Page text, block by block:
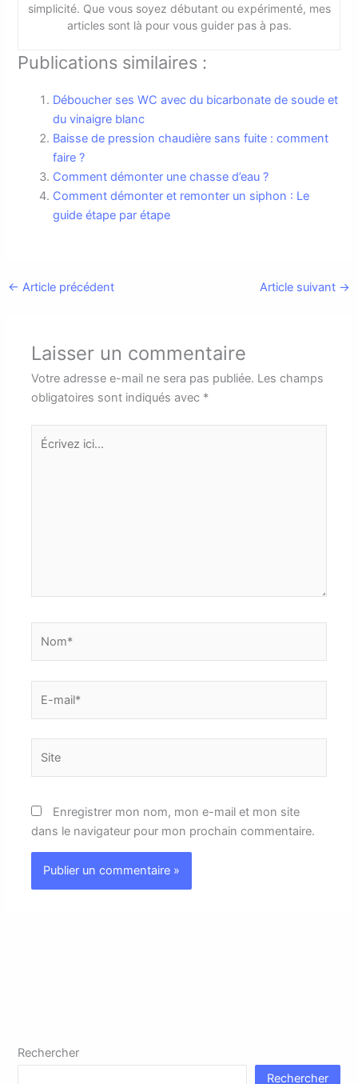
simplicité. Que vous soyez débutant ou expérimenté, mes
articles sont là pour vous guider pas à pas.
Publications similaires :
Déboucher ses WC avec du bicarbonate de soude et
du vinaigre blanc
Baisse de pression chaudière sans fuite : comment
faire ?
Comment démonter une chasse d’eau ?
Comment démonter et remonter un siphon : Le
guide étape par étape
← Article précédent Article suivant →
Laisser un commentaire
Votre adresse e-mail ne sera pas publiée. Les champs
obligatoires sont indiqués avec *
ici…
mail*
Enregistrer mon nom, mon e-mail et mon site
dans le navigateur pour mon prochain commentaire.
Rechercher
Rechercher